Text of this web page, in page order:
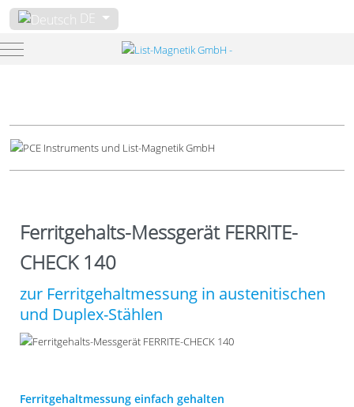
Sprache auswählen
DE
Mobile Menu Toggle
Ferritgehalts-Messgerät FERRITE-
CHECK 140
zur Ferritgehaltmessung in austenitischen
und Duplex-Stählen
Ferritgehaltmessung einfach gehalten